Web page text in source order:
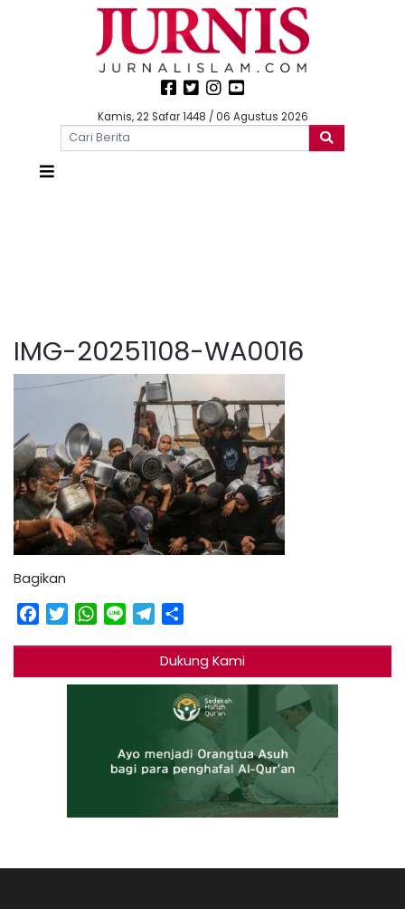
Kamis, 22 Safar 1448 / 06 Agustus 2026
IMG-20251108-WA0016
Bagikan
Facebook
TwitterWhatsApp
Line Telegram
Dukung Kami